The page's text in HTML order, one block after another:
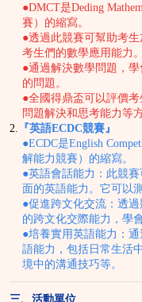
●DMCT是Deding
賽）的縮寫。
●透過此競賽可幫助考
考生們的數學應用能力。
●通過解決數學問題，
的問題。
●全國得鼎盃可以評價
問題解決和思考能力等方
2. 『英語ECDC競賽』
●ECDC是English
解能力競賽）的縮寫。
●英語會話能力：此競
面的英語能力。它可以
●促進跨文化交流：透
的跨文化交際能力，學
●培養實用英語能力：
語能力，包括日常生活
境中的溝通技巧等。
三、活動單位